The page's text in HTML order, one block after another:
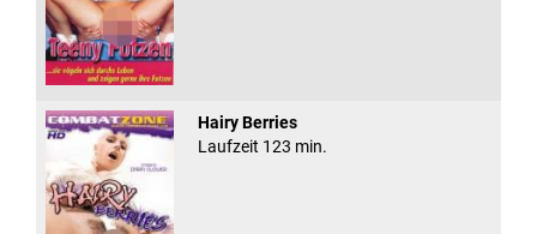
Hairy Berries
Laufzeit 123 min.